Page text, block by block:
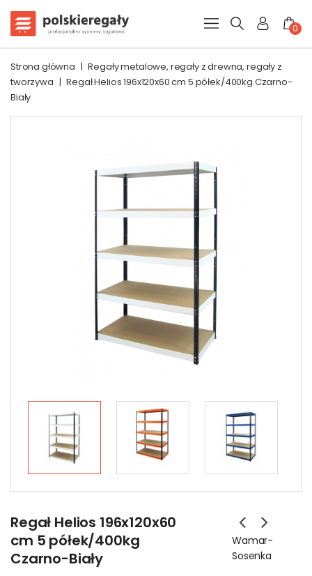
0
Strona główna | Regały metalowe, regały z drewna, regały z
tworzywa | Regał Helios 196x120x60 cm 5 półek/400kg Czarno-
Biały
Regał Helios 196x120x60
cm 5 półek/400kg
Czarno-Biały
Wamar-
Sosenka